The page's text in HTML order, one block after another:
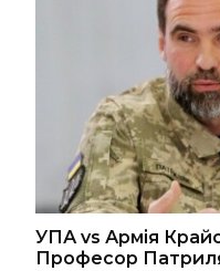
УПА vs Армія
Професор